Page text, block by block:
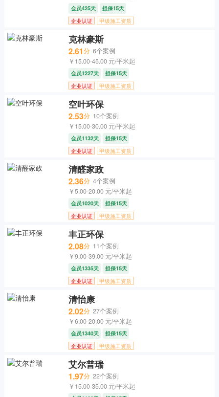
会员425天
担保15天
企业认证
甲级施工资质
克林豪斯
2.61分 6个案例
￥15.00-45.00 元/平米起
会员1227天
担保15天
企业认证
甲级施工资质
空叶环保
2.53分 10个案例
￥15.00-30.00 元/平米起
会员1132天
担保15天
企业认证
甲级施工资质
清醛家政
2.36分 4个案例
￥5.00-20.00 元/平米起
会员1020天
担保15天
企业认证
甲级施工资质
丰正环保
2.08分 11个案例
￥9.00-39.00 元/平米起
会员1335天
担保15天
企业认证
甲级施工资质
清怡康
2.02分 27个案例
￥6.00-20.00 元/平米起
会员1340天
担保15天
企业认证
甲级施工资质
艾尔普瑞
1.97分 22个案例
￥15.00-35.00 元/平米起